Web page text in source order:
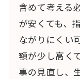
含めて考える
が安くても、
ながりにくい
額が少し高く
事の見直し、